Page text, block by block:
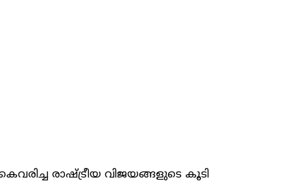
രാഷ്ട്രീയ വിജയങ്ങളുടെ കൂടി